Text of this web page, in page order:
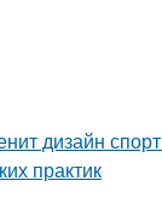
дизайн
практик